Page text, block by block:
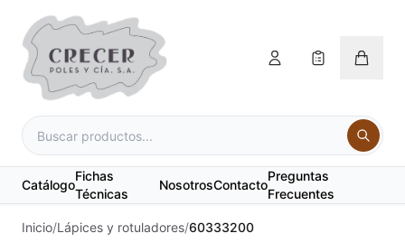
Catálogo
Fichas
Técnicas
NosotrosContacto
Preguntas
Frecuentes
Inicio/Lápices y rotuladores/60333200